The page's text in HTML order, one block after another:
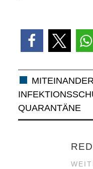
MITEINANDER
QUARANTÄNE